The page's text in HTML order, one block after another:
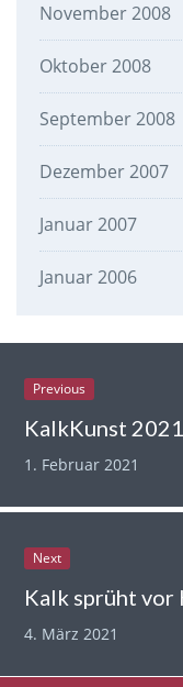
November 2008
Oktober 2008
September 2008
Dezember 2007
Januar 2007
Januar 2006
Previous
KalkKunst
1. Februar 2021
Next
4. März 2021